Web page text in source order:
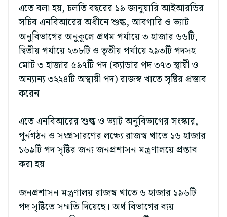
এতে বলা হয়, চলতি বছরের ১৯ জানুয়ারি আইআরডির
সচিব এনবিআরের অধীনে শুল্ক, আবগারি ও ভ্যাট
অনুবিভাগের অনুকূলে প্রথম পর্যায়ে ৩ হাজার ৬৬টি,
দ্বিতীয় পর্যায়ে ২৩৮টি ও তৃতীয় পর্যায়ে ২৯৩টি পদসহ
মোট ৩ হাজার ৫৯৭টি পদ (ক্যাডার পদ ৩৭৩ স্থায়ী ও
অন্যান্য ৩২২৪টি অস্থায়ী পদ) রাজস্ব খাতে সৃষ্টির প্রস্তাব
করেন।
এতে এনবিআরের শুল্ক ও ভ্যাট অনুবিভাগের সংস্কার,
পুর্নগঠন ও সম্প্রসারণের লক্ষ্যে রাজস্ব খাতে ১৬ হাজার
১৬৯টি পদ সৃষ্টির জন্য জনপ্রশাসন মন্ত্রণালয়ে প্রস্তাব
করা হয়।
জনপ্রশাসন মন্ত্রণালয় রাজস্ব খাতে ৬ হাজার ১৯৬টি
পদ সৃষ্টিতে সম্মতি দিয়েছে। অর্থ বিভাগের ব্যয়